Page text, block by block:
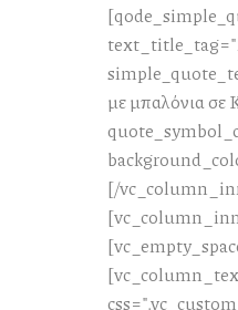
με μπαλόνια σε
[/